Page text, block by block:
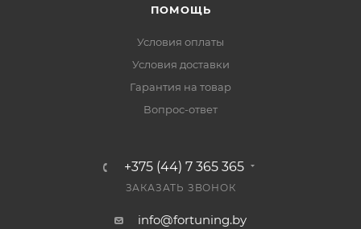
ПОМОЩЬ
Условия оплаты
Условия доставки
Гарантия на товар
Вопрос-ответ
+375 (44) 7 365 365
ЗАКАЗАТЬ ЗВОНОК
info@fortuning.by